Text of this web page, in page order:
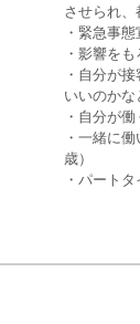
させられ、
・緊急事
・影響を
・自分が
いいのかな
・自分が
・一緒に
歳）
・パート